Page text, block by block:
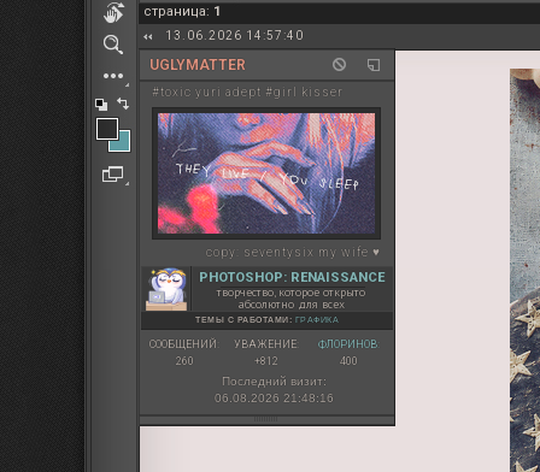
страница: 1
13.06.2026 14:57:40
UGLYMATTER
#toxic yuri adept #girl kisser
copy: seventysix my wife ♥
PHOTOSHOP: RENAISSANCE
творчество, которое открыто
абсолютно для всех
ТЕМЫ С РАБОТАМИ: ГРАФИКА
СООБЩЕНИЙ:
260
УВАЖЕНИЕ:
+812
ФЛОРИНОВ:
400
Последний визит:
06.08.2026 21:48:16